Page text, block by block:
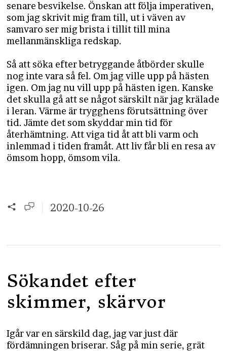
senare besvikelse. Önskan att följa imperativen,
som jag skrivit mig fram till, ut i väven av
samvaro ser mig brista i tillit till mina
mellanmänskliga redskap.
Så att söka efter betryggande åtbörder skulle
nog inte vara så fel. Om jag ville upp på hästen
igen. Om jag nu vill upp på hästen igen. Kanske
det skulla gå att se något särskilt när jag krälade
i leran. Värme är trygghens förutsättning över
tid. Jämte det som skyddar min tid för
återhämtning. Att viga tid åt att bli varm och
inlemmad i tiden framåt. Att liv får bli en resa av
ömsom hopp, ömsom vila.
2020-10-26
Sökandet efter
skimmer, skärvor
Igår var en särskild dag, jag var just där
fördämningen briserar. Såg på min serie, grät